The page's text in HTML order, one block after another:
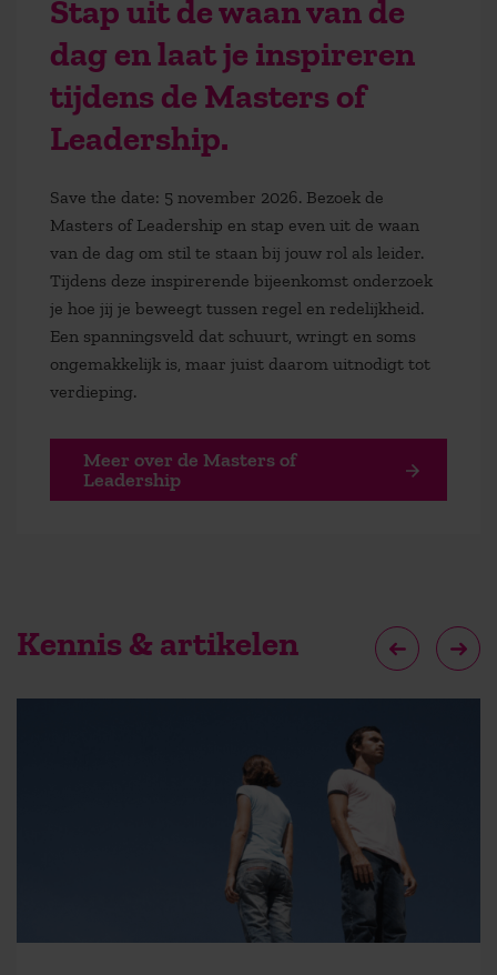
Stap uit de waan van de
dag en laat je inspireren
tijdens de Masters of
Leadership.
Save the date: 5 november 2026. Bezoek de
Masters of Leadership en stap even uit de waan
van de dag om stil te staan bij jouw rol als leider.
Tijdens deze inspirerende bijeenkomst onderzoek
je hoe jij je beweegt tussen regel en redelijkheid.
Een spanningsveld dat schuurt, wringt en soms
ongemakkelijk is, maar juist daarom uitnodigt tot
verdieping.
Meer over de Masters of
Leadership
Kennis & artikelen